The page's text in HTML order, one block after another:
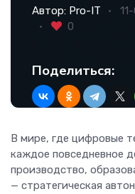
Автор: Pro-IT
0
Поделиться:
В мире, где цифровые
каждое повседневное
производство,
— стратегическая